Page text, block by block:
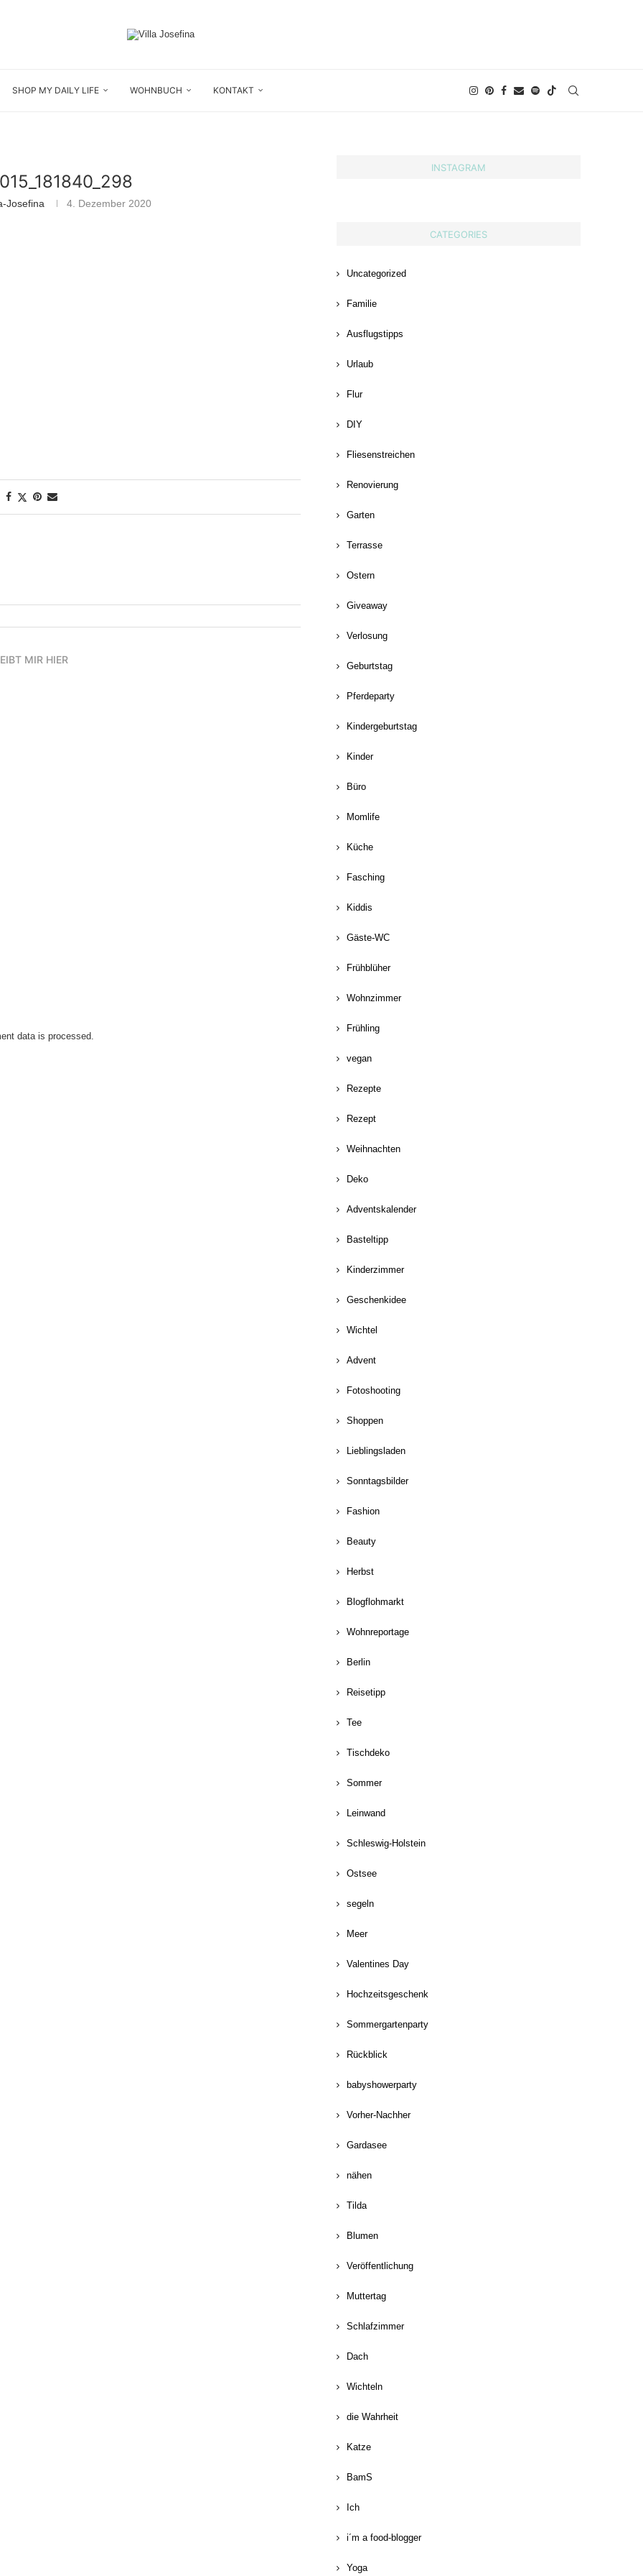
SHOP MY DAILY LIFE WOHNBUCH KONTAKT
Josefina 4. Dezember 2020
MIR HIER
data is processed.
INSTAGRAM
CATEGORIES
Uncategorized
Familie
Ausflugstipps
Urlaub
Flur
DIY
Fliesenstreichen
Renovierung
Garten
Terrasse
Ostern
Giveaway
Verlosung
Geburtstag
Pferdeparty
Kindergeburtstag
Kinder
Büro
Momlife
Küche
Fasching
Kiddis
Gäste-WC
Frühblüher
Wohnzimmer
Frühling
vegan
Rezepte
Rezept
Weihnachten
Deko
Adventskalender
Basteltipp
Kinderzimmer
Geschenkidee
Wichtel
Advent
Fotoshooting
Shoppen
Lieblingsladen
Sonntagsbilder
Fashion
Beauty
Herbst
Blogflohmarkt
Wohnreportage
Berlin
Reisetipp
Tee
Tischdeko
Sommer
Leinwand
Schleswig-Holstein
Ostsee
segeln
Meer
Valentines Day
Hochzeitsgeschenk
Sommergartenparty
Rückblick
babyshowerparty
Vorher-Nachher
Gardasee
nähen
Tilda
Blumen
Veröffentlichung
Muttertag
Schlafzimmer
Dach
Wichteln
die Wahrheit
Katze
BamS
Ich
i´m a food-blogger
Yoga